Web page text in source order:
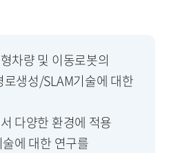
차량 및 이동로봇의
생성/SLAM기술에 대한
다양한 환경에 적용
에 대한 연구를